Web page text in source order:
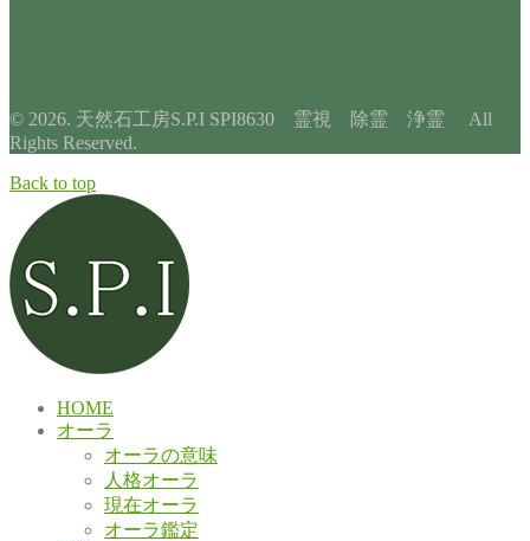
© 2026. 天然石工房S.P.I SPI8630 霊視 除霊 浄霊 All
Rights Reserved.
Back to top
HOME
オーラ
オーラの意味
人格オーラ
現在オーラ
オーラ鑑定